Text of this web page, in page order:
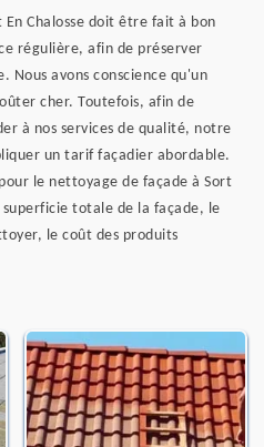
Chalosse doit être fait à bon
régulière, afin de préserver
Nous avons conscience qu'un
cher. Toutefois, afin de
à nos services de qualité, notre
un tarif façadier abordable.
le nettoyage de façade à Sort
superficie totale de la façade, le
le coût des produits